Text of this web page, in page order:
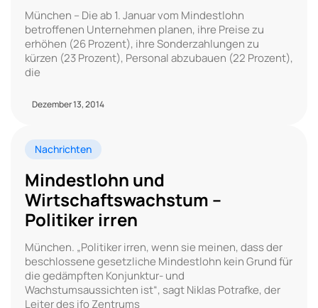
München – Die ab 1. Januar vom Mindestlohn
betroffenen Unternehmen planen, ihre Preise zu
erhöhen (26 Prozent), ihre Sonderzahlungen zu
kürzen (23 Prozent), Personal abzubauen (22 Prozent),
die
Dezember 13, 2014
Nachrichten
Mindestlohn und
Wirtschaftswachstum –
Politiker irren
München. „Politiker irren, wenn sie meinen, dass der
beschlossene gesetzliche Mindestlohn kein Grund für
die gedämpften Konjunktur- und
Wachstumsaussichten ist“, sagt Niklas Potrafke, der
Leiter des ifo Zentrums